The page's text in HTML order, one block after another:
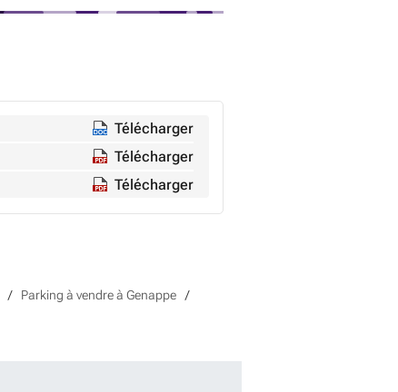
Télécharger
Télécharger
Télécharger
Parking à vendre à Genappe